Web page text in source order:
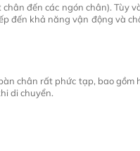
đến các ngón chân). Tùy
đến khả năng vận động và
chân rất phức tạp, bao gồm
di chuyển.